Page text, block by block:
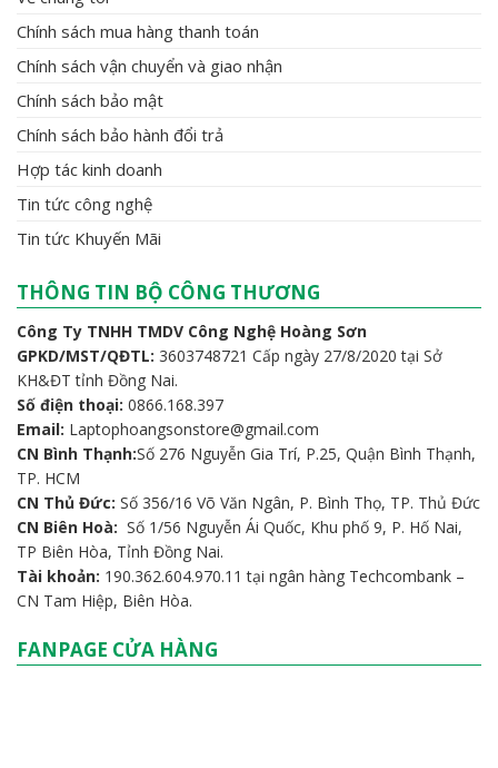
Chính sách mua hàng thanh toán
Chính sách vận chuyển và giao nhận
Chính sách bảo mật
Chính sách bảo hành đổi trả
Hợp tác kinh doanh
Tin tức công nghệ
Tin tức Khuyến Mãi
THÔNG TIN BỘ CÔNG THƯƠNG
Công Ty TNHH TMDV Công Nghệ Hoàng Sơn
GPKD/MST/QĐTL: 3603748721 Cấp ngày 27/8/2020 tại Sở
KH&ĐT tỉnh Đồng Nai.
Số điện thoại: 0866.168.397
Email: Laptophoangsonstore@gmail.com
CN Bình Thạnh:Số 276 Nguyễn Gia Trí, P.25, Quận Bình Thạnh,
TP. HCM
CN Thủ Đức: Số 356/16 Võ Văn Ngân, P. Bình Thọ, TP. Thủ Đức
CN Biên Hoà: Số 1/56 Nguyễn Ái Quốc, Khu phố 9, P. Hố Nai,
TP Biên Hòa, Tỉnh Đồng Nai.
Tài khoản: 190.362.604.970.11 tại ngân hàng Techcombank –
CN Tam Hiệp, Biên Hòa.
FANPAGE CỬA HÀNG